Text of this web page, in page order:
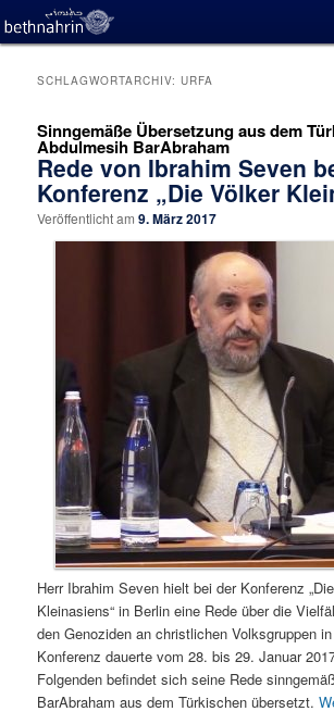
SCHLAGWORTARCHIV:URFA
Sinngemäße Übersetzung aus dem
Abdulmesih BarAbraham
Rede von Ibrahim Seven
Konferenz „Die Völker
Veröffentlicht am9. März 2017
Herr Ibrahim Seven hielt bei der Konferenz
Kleinasiens“ in Berlin eine Rede über die
den Genoziden an christlichen Volksgruppen
Konferenz dauerte vom 28. bis 29. Januar
Folgenden befindet sich seine Rede
BarAbraham aus dem Türkischen übersetzt.